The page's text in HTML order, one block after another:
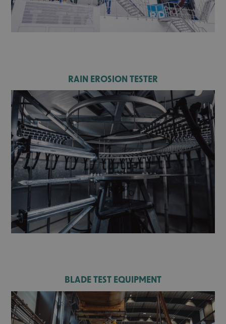
RAIN EROSION TESTER
BLADE TEST EQUIPMENT